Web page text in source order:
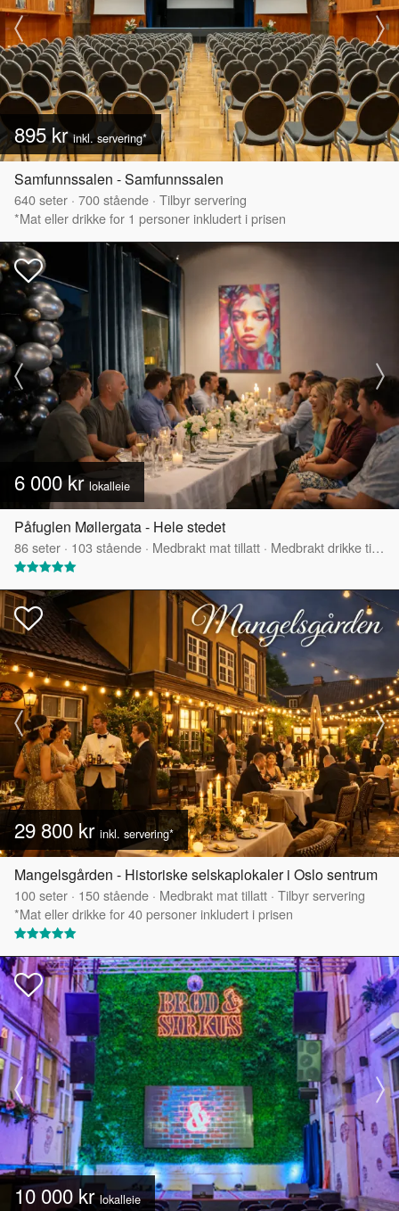
895 krinkl. servering*
Samfunnssalen - Samfunnssalen
640seter · 700stående · Tilbyr servering
*Mat eller drikke for 1 personer inkludert i prisen
6 000 kr lokalleie
Påfuglen Møllergata - Hele stedet
86seter · 103 stående · Medbrakt mat tillatt · Medbrakt drikke tillatt
29 800 kr inkl. servering*
Mangelsgården - Historiske selskaplokaler i Oslo sentrum
100seter · 150stående · Medbrakt mat tillatt · Tilbyr servering
*Mat eller drikke for 40 personer inkludert i prisen
10 000 kr lokalleie